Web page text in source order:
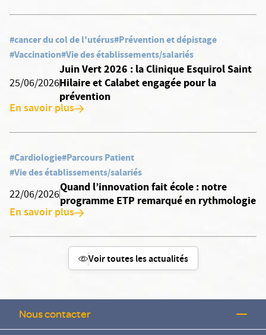
#cancer du col de l'utérus#Prévention et dépistage
#Vaccination#Vie des établissements/salariés
25/06/2026
Juin Vert 2026 : la Clinique Esquirol Saint
Hilaire et Calabet engagée pour la
prévention
En savoir plus
#Cardiologie#Parcours Patient
#Vie des établissements/salariés
22/06/2026
Quand l’innovation fait école : notre
programme ETP remarqué en rythmologie
En savoir plus
Voir toutes les actualités
Nous contacter